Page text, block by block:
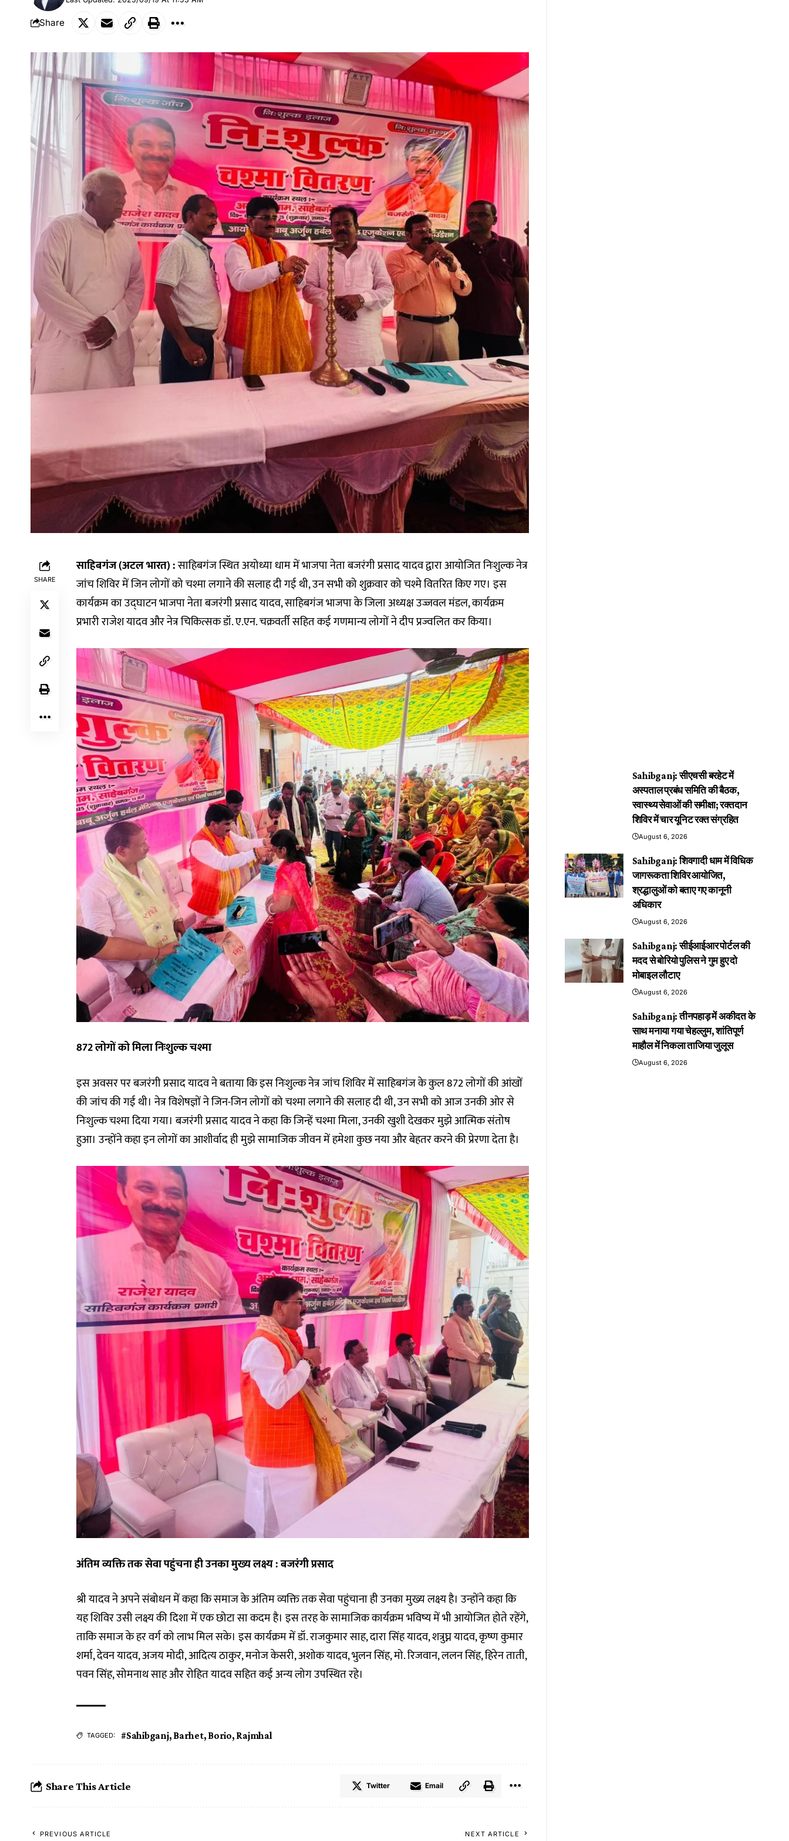
Share
SHARE
साहिबगंज (अटल भारत) :साहिबगंज स्थित अयोध्या धाम में भाजपा नेता बजरंगी प्रसाद यादव द्वारा आयोजित निःशुल्क नेत्र
जांच शिविर में जिन लोगों को चश्मा लगाने की सलाह दी गई थी, उन सभी को शुक्रवार को चश्मे वितरित किए गए। इस
कार्यक्रम का उद्घाटन भाजपा नेता बजरंगी प्रसाद यादव, साहिबगंज भाजपा के जिला अध्यक्ष उज्जवल मंडल, कार्यक्रम
प्रभारी राजेश यादव और नेत्र चिकित्सक डॉ. ए.एन. चक्रवर्ती सहित कई गणमान्य लोगों ने दीप प्रज्वलित कर किया।
872 लोगों को मिला निःशुल्क चश्मा
इस अवसर पर बजरंगी प्रसाद यादव ने बताया कि इस निःशुल्क नेत्र जांच शिविर में साहिबगंज के कुल 872 लोगों की आंखों
की जांच की गई थी। नेत्र विशेषज्ञों ने जिन-जिन लोगों को चश्मा लगाने की सलाह दी थी, उन सभी को आज उनकी ओर से
निःशुल्क चश्मा दिया गया। बजरंगी प्रसाद यादव ने कहा कि जिन्हें चश्मा मिला, उनकी खुशी देखकर मुझे आत्मिक संतोष
हुआ। उन्होंने कहा इन लोगों का आशीर्वाद ही मुझे सामाजिक जीवन में हमेशा कुछ नया और बेहतर करने की प्रेरणा देता है।
अंतिम व्यक्ति तक सेवा पहुंचना ही उनका मुख्य लक्ष्य : बजरंगी प्रसाद
श्री यादव ने अपने संबोधन में कहा कि समाज के अंतिम व्यक्ति तक सेवा पहुंचाना ही उनका मुख्य लक्ष्य है। उन्होंने कहा कि
यह शिविर उसी लक्ष्य की दिशा में एक छोटा सा कदम है। इस तरह के सामाजिक कार्यक्रम भविष्य में भी आयोजित होते रहेंगे,
ताकि समाज के हर वर्ग को लाभ मिल सके। इस कार्यक्रम में डॉ. राजकुमार साह, दारा सिंह यादव, शत्रुघ्न यादव, कृष्ण कुमार
शर्मा, देवन यादव, अजय मोदी, आदित्य ठाकुर, मनोज केसरी, अशोक यादव, भुलन सिंह, मो. रिजवान, ललन सिंह, हिरेन ताती,
पवन सिंह, सोमनाथ साह और रोहित यादव सहित कई अन्य लोग उपस्थित रहे।
TAGGED: #Sahibganj, Barhet, Borio, Rajmhal
Share This Article Twitter Email
PREVIOUS ARTICLE NEXT ARTICLE
Sahibganj: सीएचसी बरहेट में
अस्पताल प्रबंध समिति की बैठक,
स्वास्थ्य सेवाओं की समीक्षा; रक्तदान
शिविर में चार यूनिट रक्त संग्रहित
August 6, 2026
Sahibganj: शिवगादी धाम में विधिक
जागरूकता शिविर आयोजित,
श्रद्धालुओं को बताए गए कानूनी
अधिकार
August 6, 2026
Sahibganj: सीईआईआर पोर्टल की
मदद से बोरियो पुलिस ने गुम हुए दो
मोबाइल लौटाए
August 6, 2026
Sahibganj: तीनपहाड़ में अकीदत के
साथ मनाया गया चेहल्लुम, शांतिपूर्ण
माहौल में निकला ताजिया जुलूस
August 6, 2026